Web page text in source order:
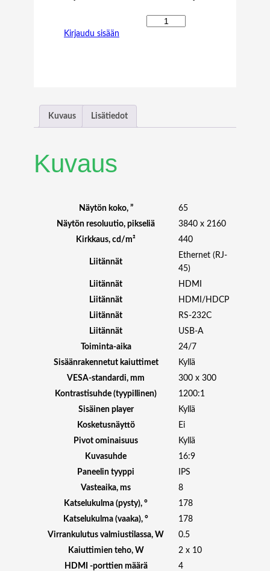
5
5
A
D
V
m
ä
Kirjaudu sisään
Kuvaus Lisätiedot
Kuvaus
Näytön koko, ”
65
Näytön resoluutio, pikseliä
3840 x 2160
Kirkkaus, cd/m²
440
Liitännät
Ethernet (RJ-
45)
Liitännät
HDMI
Liitännät
HDMI/HDCP
Liitännät
RS-232C
Liitännät
USB-A
Toiminta-aika
24/7
Sisäänrakennetut kaiuttimet
Kyllä
VESA-standardi, mm
300 x 300
Kontrastisuhde (tyypillinen)
1200:1
Sisäinen player
Kyllä
Kosketusnäyttö
Ei
Pivot ominaisuus
Kyllä
Kuvasuhde
16:9
Paneelin tyyppi
IPS
Vasteaika, ms
8
Katselukulma (pysty), °
178
Katselukulma (vaaka), °
178
Virrankulutus valmiustilassa, W
0.5
Kaiuttimien teho, W
2 x 10
HDMI -porttien määrä
4